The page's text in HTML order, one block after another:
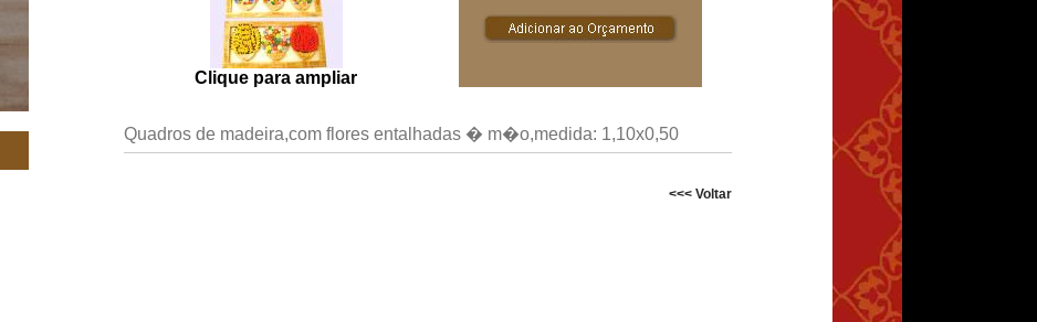
Clique para ampliar
Quadros de madeira,com flores entalhadas � m�o,medida: 1,10x0,50
<<< Voltar